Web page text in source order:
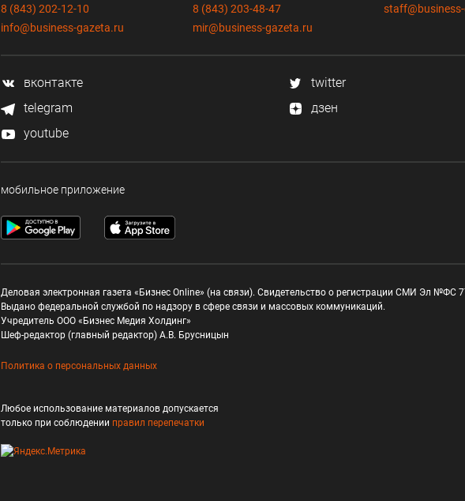
8 (843) 202-12-10
info@business-gazeta.ru
8 (843) 203-48-47
mir@business-gazeta.ru
вконтакте
twitter
telegram
дзен
youtube
мобильное приложение
Деловая электронная газета «Бизнес Online» (на связи). Свидетельство о регистрации СМИ Эл №ФС
Выдано федеральной службой по надзору в сфере связи и массовых коммуникаций.
Учредитель ООО «Бизнес Медия Холдинг»
Шеф-редактор (главный редактор) А.В. Брусницын
Политика о персональных данных
Любое использование материалов допускается
только при соблюдении правил перепечатки